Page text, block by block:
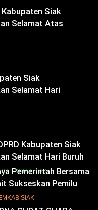
Siak
Selamat Atas
Sumpah Jabatan
Siak
Selamat Hari
Kabupaten Siak
Selamat Hari Buruh
DPRD SIAK
Pemerintah Bersama
Sukseskan Pemilu
SIAK